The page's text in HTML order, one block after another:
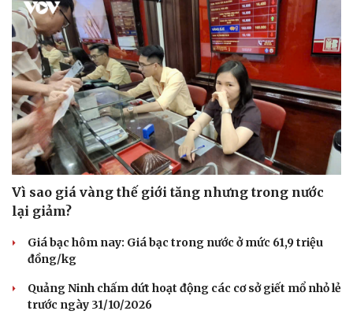
Doanh nghiệp
Thông tin doanh nghiệp
Doanh nghiệp 24h
Vì cộng đồng
Sành điệu
Chuyển đổi số
Vì sao giá vàng thế giới tăng nhưng trong nước
lại giảm?
Giá bạc hôm nay: Giá bạc trong nước ở mức 61,9 triệu
đồng/kg
Quảng Ninh chấm dứt hoạt động các cơ sở giết mổ nhỏ lẻ
trước ngày 31/10/2026